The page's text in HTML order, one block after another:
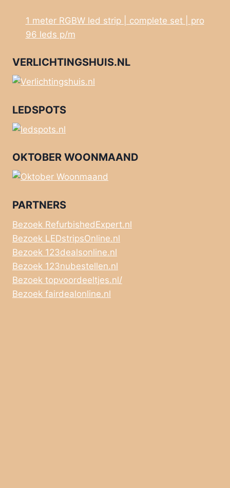
1 meter RGBW led strip | complete set | pro
96 leds p/m
VERLICHTINGSHUIS.NL
LEDSPOTS
OKTOBER WOONMAAND
PARTNERS
Bezoek RefurbishedExpert.nl
Bezoek LEDstripsOnline.nl
Bezoek 123dealsonline.nl
Bezoek 123nubestellen.nl
Bezoek topvoordeeltjes.nl/
Bezoek fairdealonline.nl